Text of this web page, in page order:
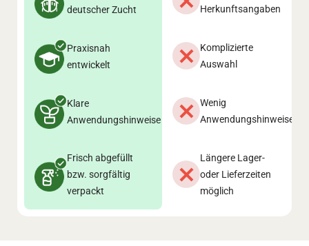
deutscher Zucht
Herkunftsangaben
Praxisnah
entwickelt
Komplizierte
Auswahl
Klare
Anwendungshinweise
Wenig
Anwendungshinweise
Frisch abgefüllt
bzw. sorgfältig
verpackt
Längere Lager-
oder Lieferzeiten
möglich